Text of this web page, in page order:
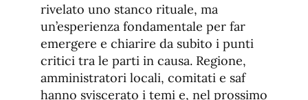
rivelato uno stanco rituale, ma
un’esperienza fondamentale per far
emergere e chiarire da subito i punti
critici tra le parti in causa. Regione,
amministratori locali, comitati e saf
hanno sviscerato i temi e, nel prossimo